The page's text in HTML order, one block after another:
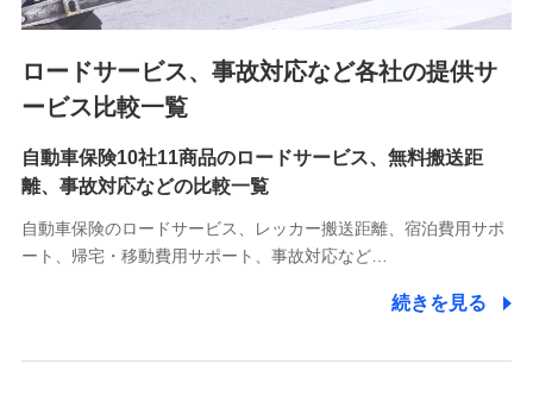
のため
9.お問い合わせ情報
各種お問い合わせに対応するため
10.受託業務の 個人情報
受託業務の遂行およびこれらに準ずる業務の遂行のため
11.マイカー通勤管理クラウド並びに法人向けASPサー
をお送りするため
ロードサービス、事故対応など各社の提供サ
ービス比較一覧
自動車保険10社11商品のロードサービス、無料搬送距
離、事故対応などの比較一覧
自動車保険のロードサービス、レッカー搬送距離、宿泊費用サポ
ート、帰宅・移動費用サポート、事故対応など…
続きを見る